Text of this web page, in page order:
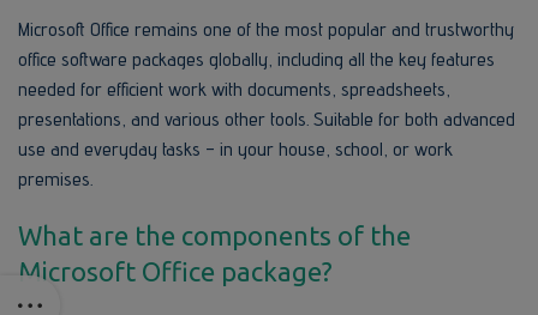
Microsoft Office remains one of the most popular and trustworthy
office software packages globally, including all the key features
needed for efficient work with documents, spreadsheets,
presentations, and various other tools. Suitable for both advanced
use and everyday tasks – in your house, school, or work
premises.
What are the components of the
Microsoft Office package?